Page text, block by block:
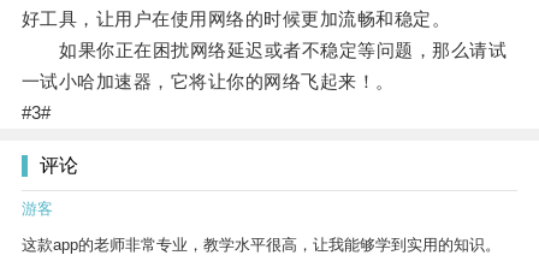
好工具，让用户在使用网络的时候更加流畅和稳定。
如果你正在困扰网络延迟或者不稳定等问题，那么请试
一试小哈加速器，它将让你的网络飞起来！。
#3#
评论
游客
这款app的老师非常专业，教学水平很高，让我能够学到实用的知识。